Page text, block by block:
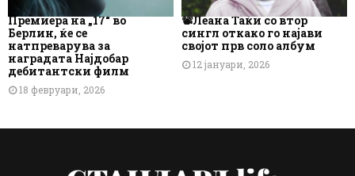
Премиера на „17“ во
Берлин, ќе се
натпреварува за
наградата Најдобар
дебитантски филм
18 февруари, 2026
📽️Леана Таќи со втор
сингл откако го најави
својот прв соло албум
12 јануари, 2026